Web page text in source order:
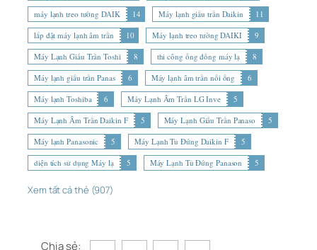
máy lạnh treo tường DAIK
14 Máy lạnh giấu trần Daikin
11
lắp đặt máy lạnh âm trần
10 Máy lạnh treo tường DAIKI
9
Máy Lạnh Giấu Trần Toshi
8 thi công ống đồng máy lạ
8
Máy lạnh giấu trần Panas
6 Máy lạnh âm trần nối ống
6
Máy lạnh Toshiba
6 Máy Lạnh Âm Trần LG Inve
5
Máy Lạnh Âm Trần Daikin F
5 Máy Lạnh Giấu Trần Panaso
5
Máy lạnh Panasonic
5 Máy Lạnh Tủ Đứng Daikin F
5
diện tích sử dụng Máy lạ
5 Máy Lạnh Tủ Đứng Panason 5
Xem tất cả thẻ (907)
Chia sẻ: